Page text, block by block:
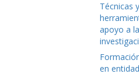
Técnicas y
apoyo a la
en entidad